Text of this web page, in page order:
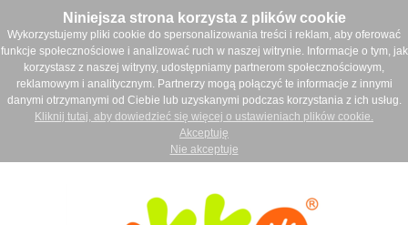
Niniejsza strona korzysta z plików cookie
Wykorzystujemy pliki cookie do spersonalizowania treści i reklam, aby oferować
funkcje społecznościowe i analizować ruch w naszej witrynie. Informacje o tym, jak
korzystasz z naszej witryny, udostępniamy partnerom społecznościowym,
reklamowym i analitycznym. Partnerzy mogą połączyć te informacje z innymi
danymi otrzymanymi od Ciebie lub uzyskanymi podczas korzystania z ich usług.
Kliknij tutaj, aby dowiedzieć się więcej o ustawieniach plików cookie.
Akceptuję
Nie akceptuje